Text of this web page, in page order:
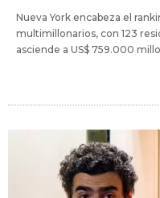
Nueva York encabeza el
multimillonarios, con 123
asciende a US$ 759.000